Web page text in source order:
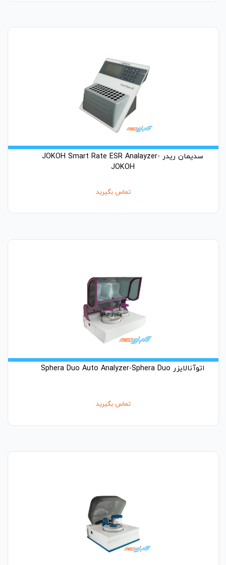
سدیمان ریدر JOKOH Smart Rate ESR Analayzer-
JOKOH
تماس بگیرید
اتوآنالایزر Sphera Duo Auto Analyzer-Sphera Duo
تماس بگیرید